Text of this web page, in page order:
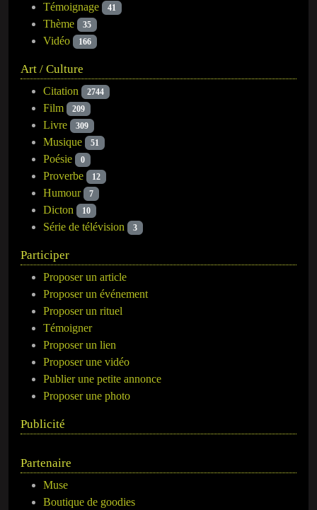
Témoignage 41
Thème 35
Vidéo 166
Art / Culture
Citation 2744
Film 209
Livre 309
Musique 51
Poésie 0
Proverbe 12
Humour 7
Dicton 10
Série de télévision 3
Participer
Proposer un article
Proposer un événement
Proposer un rituel
Témoigner
Proposer un lien
Proposer une vidéo
Publier une petite annonce
Proposer une photo
Publicité
Partenaire
Muse
Boutique de goodies